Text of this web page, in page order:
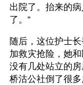
出院了。抬来的
了。”
随后，这位护士
加救灾抢险，她
没有几处站立的
桥沽公社倒了很